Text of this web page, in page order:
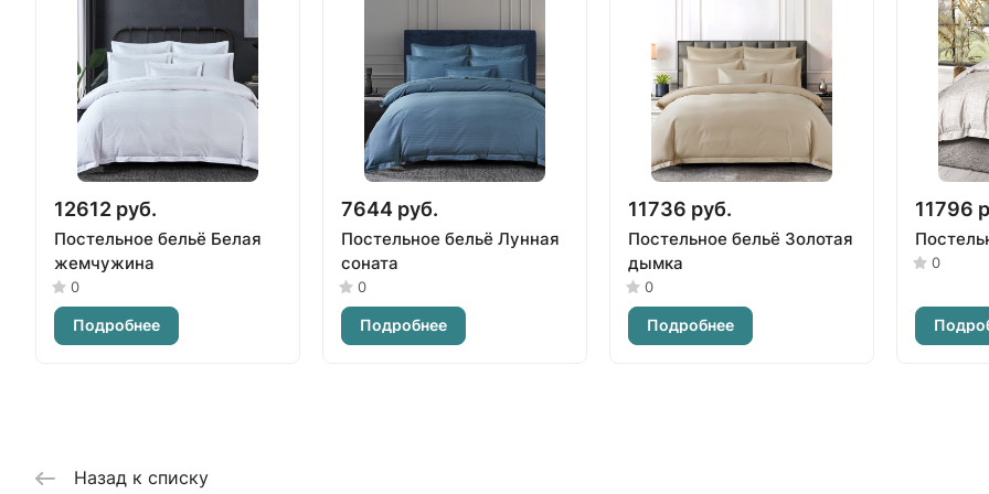
12612 руб.
Постельное бельё Белая
жемчужина
0
Подробнее
7644 руб.
Постельное бельё Лунная
соната
0
Подробнее
11736 руб.
Постельное бельё Золотая
дымка
0
Подробнее
11796
0
Назад к списку